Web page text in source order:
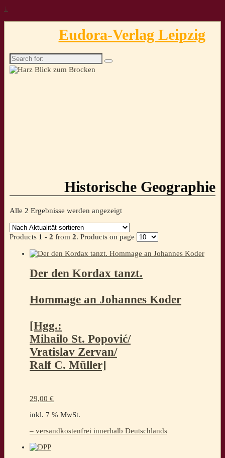
↓
Eudora-Verlag Leipzig
Search
for:
Historische Geographie
Alle 2 Ergebnisse werden angezeigtNach
sortiert
Products 1 - 2 from 2. Products on page
Der den Kordax tanzt.
Hommage an Johannes Koder
[Hgg.:
Mihailo St. Popović/
Vratislav Zervan/
Ralf C. Müller]
29,00 €
inkl. 7 % MwSt.
– versandkostenfrei innerhalb Deutschlands